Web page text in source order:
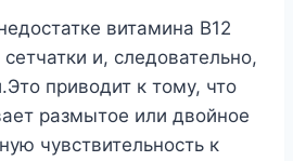
витамина В12
и, следовательно,
приводит к тому, что
размытое или двойное
чувствительность к